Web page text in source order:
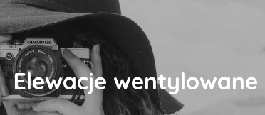
Elewacje wentylowane